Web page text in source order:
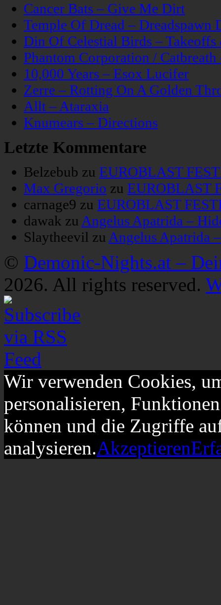
Cancer Bats – Give Me Dirt
Temple Of Dread – Dreadspawn
Din Of Celestial Birds –
Phantom Corporation /
10,000 Years – Esox Lucifer
Zerre – Rotting On A Golden
Allt – Ataraxia
Knumears – Directions
Letzte Kommentare
Belzebub zu EUROBLAST
Max Gregorio zu EUROBLAST
carnage9 zu EUROBLAST
dawak zu Angelus Apatrida –
Slaytheevil zu Angelus Apatrida
© Demonic-Nights.at –
2026. All rights reserved.
Wir verwenden Cookies,
personalisieren,
können und die Zugriffe
analysieren.Akzeptieren